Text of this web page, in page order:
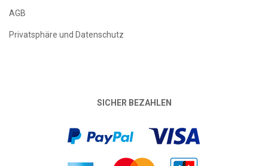
AGB
Privatsphäre und Datenschutz
SICHER BEZAHLEN